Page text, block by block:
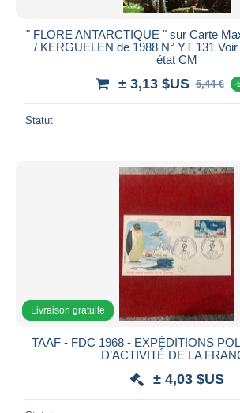
" FLORE ANTARCTIQUE " sur Carte
/ KERGUELEN de 1988 N° YT 131
état CM
± 3,13 $US 5,44 € -
Statut
Livraison gratuite
TAAF - FDC 1968 - EXPÉDITIONS
D’ACTIVITÉ DE LA
± 4,03 $US